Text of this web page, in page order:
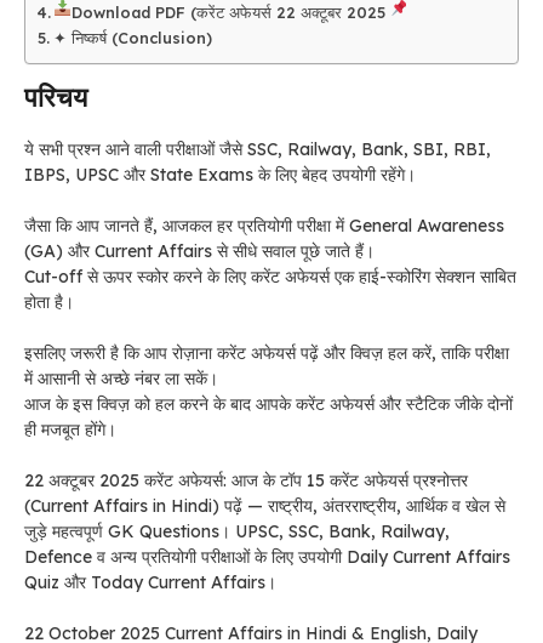
Download PDF (करेंट अफेयर्स 22 अक्टूबर 2025
✦ निष्कर्ष (Conclusion)
परिचय
ये सभी प्रश्न आने वाली परीक्षाओं जैसे SSC, Railway, Bank, SBI, RBI,
IBPS, UPSC और State Exams के लिए बेहद उपयोगी रहेंगे।
जैसा कि आप जानते हैं, आजकल हर प्रतियोगी परीक्षा में General Awareness
(GA) और Current Affairs से सीधे सवाल पूछे जाते हैं।
Cut-off से ऊपर स्कोर करने के लिए करेंट अफेयर्स एक हाई-स्कोरिंग सेक्शन साबित
होता है।
इसलिए जरूरी है कि आप रोज़ाना करेंट अफेयर्स पढ़ें और क्विज़ हल करें, ताकि परीक्षा
में आसानी से अच्छे नंबर ला सकें।
आज के इस क्विज़ को हल करने के बाद आपके करेंट अफेयर्स और स्टैटिक जीके दोनों
ही मजबूत होंगे।
22 अक्टूबर 2025 करेंट अफेयर्स: आज के टॉप 15 करेंट अफेयर्स प्रश्नोत्तर
(Current Affairs in Hindi) पढ़ें — राष्ट्रीय, अंतरराष्ट्रीय, आर्थिक व खेल से
जुड़े महत्वपूर्ण GK Questions। UPSC, SSC, Bank, Railway,
Defence व अन्य प्रतियोगी परीक्षाओं के लिए उपयोगी Daily Current Affairs
Quiz और Today Current Affairs।
22 October 2025 Current Affairs in Hindi & English, Daily